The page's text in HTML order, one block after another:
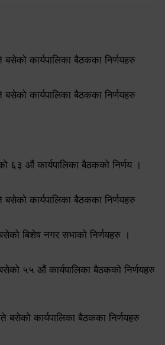
कार्यपालिका बैठकका निर्णयहरु
कार्यपालिका बैठकका निर्णयहरु
६३ औं कार्यपालिका बैठकको निर्णय ।
कार्यपालिका बैठकका निर्णयहरु
बिशेष नगर सभाको निर्णयहरु ।
५५ औं कार्यपालिका बैठकको निर्णयहरु
कार्यपालिका बैठकका निर्णयहरु